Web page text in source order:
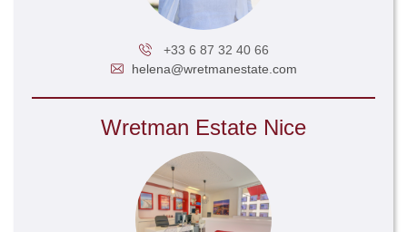
+33 6 87 32 40 66
helena@wretmanestate.com
Wretman Estate Nice